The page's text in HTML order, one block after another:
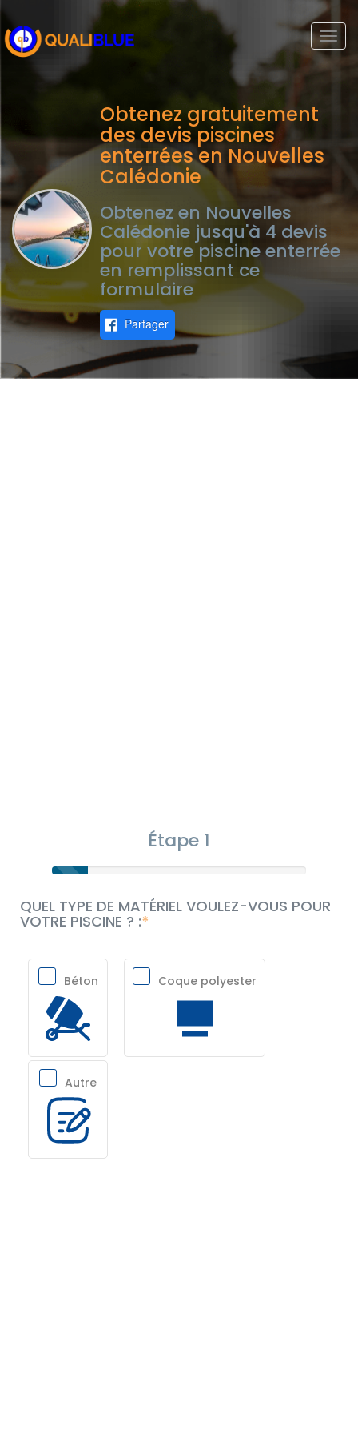
Obtenez gratuitement
des devis piscines
enterrées en Nouvelles
Calédonie
Obtenez en Nouvelles
Calédonie jusqu'à 4 devis
pour votre piscine enterrée
en remplissant ce
formulaire
Partager
Étape 1
QUEL TYPE DE MATÉRIEL VOULEZ-VOUS POUR
VOTRE PISCINE ? :
Béton Coque polyester
Autre